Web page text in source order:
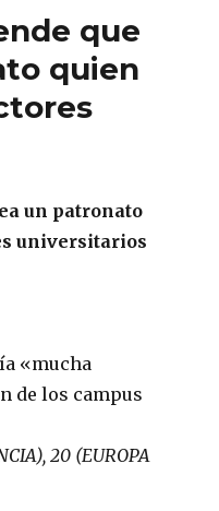
que
quien
un patronato
universitarios
«mucha
de los campus
20 (EUROPA